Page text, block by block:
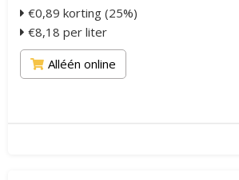
€0,89 korting (25%)
€8,18 per liter
Alléén online